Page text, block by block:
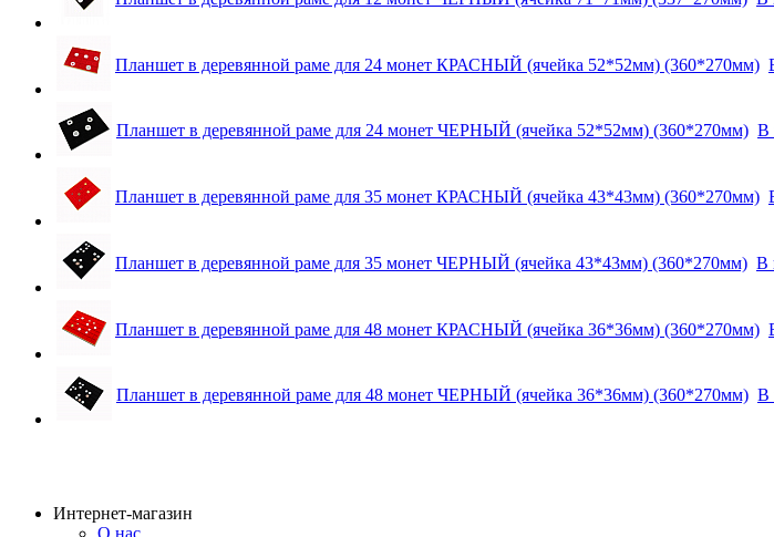
Планшет в деревянной раме для 24 монет КРАСНЫЙ (ячейка 52*52мм) (360*270мм)
Планшет в деревянной раме для 24 монет ЧЕРНЫЙ (ячейка 52*52мм) (360*270мм) В
Планшет в деревянной раме для 35 монет КРАСНЫЙ (ячейка 43*43мм) (360*270мм)
Планшет в деревянной раме для 35 монет ЧЕРНЫЙ (ячейка 43*43мм) (360*270мм) В
Планшет в деревянной раме для 48 монет КРАСНЫЙ (ячейка 36*36мм) (360*270мм)
Планшет в деревянной раме для 48 монет ЧЕРНЫЙ (ячейка 36*36мм) (360*270мм) В
Интернет-магазин
О нас